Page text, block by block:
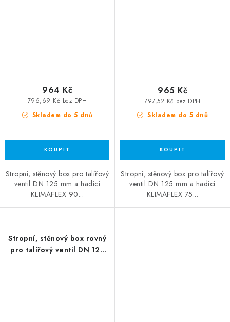
Skladem do 5 dnů
796,69 Kč bez DPH
964 Kč
Stropní, stěnový box pro talířový
ventil DN 125 mm a hadici
KLIMAFLEX 90...
Skladem do 5 dnů
797,52 Kč bez DPH
965 Kč
Stropní, stěnový box pro talířový
ventil DN 125 mm a hadici
KLIMAFLEX 75...
Stropní, stěnový box rovný
pro talířový ventil DN 125